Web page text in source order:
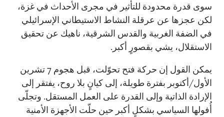
سوى قدرة محدودة للتأثير في مجرى الأحداث في غزة،
لكن عجزها عن عرقلة النشاط الاستيطاني الإسرائيلي
في الضفة الغربية والقدس الشرقية، ناهيك عن تحقيق
الاستقلال، يشي بقصورٍ أكبر.
يمكن القول إن حركة فتح تحوّلت، قبل هجوم 7 تشرين
الأول/أكتوبر بفترة طويلة، إلى كيانٍ بلا روح، يفتقر إلى
الإرادة الذاتية وإلى القدرة على العمل المستقل. وتجلّى
أُفولها السياسي بشكلٍ أكبر حين حلّت الأجهزة الأمنية